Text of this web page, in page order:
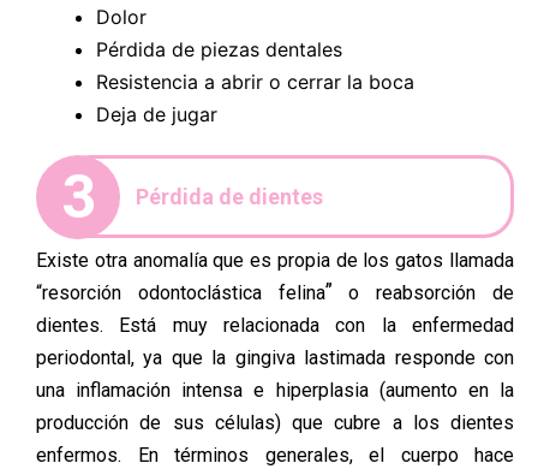
Dolor
Pérdida de piezas dentales
Resistencia a abrir o cerrar la boca
Deja de jugar
3 Pérdida de dientes
Existe otra anomalía que es propia de los gatos llamada
“resorción odontoclástica felina”oreabsorción de
dientes. Está muy relacionada con la enfermedad
periodontal, ya que la gingiva lastimada responde con
una inflamación intensa e hiperplasia (aumento en la
producción de sus células) que cubre a los dientes
enfermos. En términos generales, el cuerpo hace